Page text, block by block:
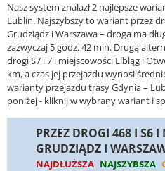
Nasz system znalazł 2 najlepsze
Lublin. Najszybszy to wariant przez
Grudziądz i Warszawa – droga ma
zazwyczaj 5 godz. 42 min. Drugą
drogi S7 i 7 i miejscowości Elbląg i
km, a czas jej przejazdu wynosi
warianty przejazdu trasy Gdynia –
poniżej - kliknij w wybrany wariant i
PRZEZ DROGI 468 I S6 I
GRUDZIĄDZ I
NAJDŁUŻSZA NAJSZYBSZA